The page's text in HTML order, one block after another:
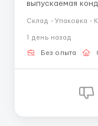
выпускаемая
номер:
Telegram) Кратко об основном Заработная плата 11
Склад - Упаковка -
1 день назад
Без опыта